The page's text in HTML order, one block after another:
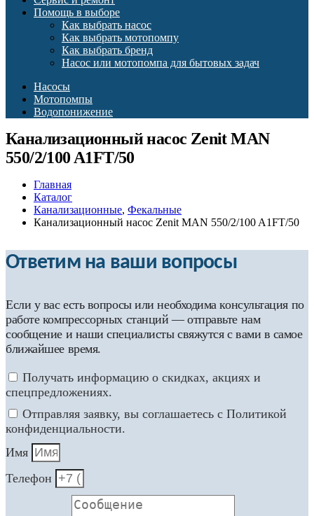
Помощь в выборе
Как выбрать насос
Как выбрать мотопомпу
Как выбрать бренд
Насос или мотопомпа для бытовых задач
Насосы
Мотопомпы
Водопонижение
Канализационный насос Zenit MAN
550/2/100 A1FT/50
Главная
Каталог
Канализационные, Фекальные
Канализационный насос Zenit MAN 550/2/100 A1FT/50
Ответим на ваши вопросы
Если у вас есть вопросы или необходима консультация по
работе компрессорных станций — отправьте нам
сообщение и наши специалисты свяжутся с вами в самое
ближайшее время.
Получать информацию о скидках, акциях и
спецпредложениях.
Отправляя заявку, вы соглашаетесь с Политикой
конфиденциальности.
Имя
Телефон